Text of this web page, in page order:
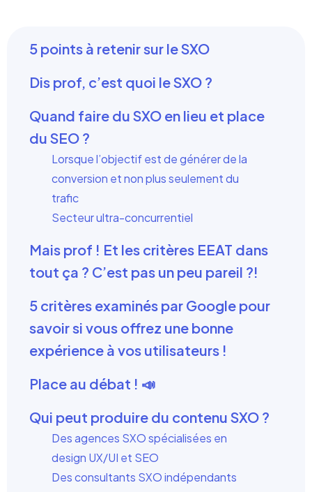
5 points à retenir sur le SXO
Dis prof, c’est quoi le SXO ?
Quand faire du SXO en lieu et place
du SEO ?
Lorsque l’objectif est de générer de la
conversion et non plus seulement du
trafic
Secteur ultra-concurrentiel
Mais prof ! Et les critères EEAT dans
tout ça ? C’est pas un peu pareil ?!
5 critères examinés par Google pour
savoir si vous offrez une bonne
expérience à vos utilisateurs !
Place au débat ! 📣
Qui peut produire du contenu SXO ?
Des agences SXO spécialisées en
design UX/UI et SEO
Des consultants SXO indépendants